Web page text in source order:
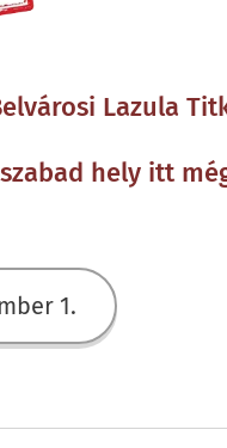
Lazula
hely itt
1.